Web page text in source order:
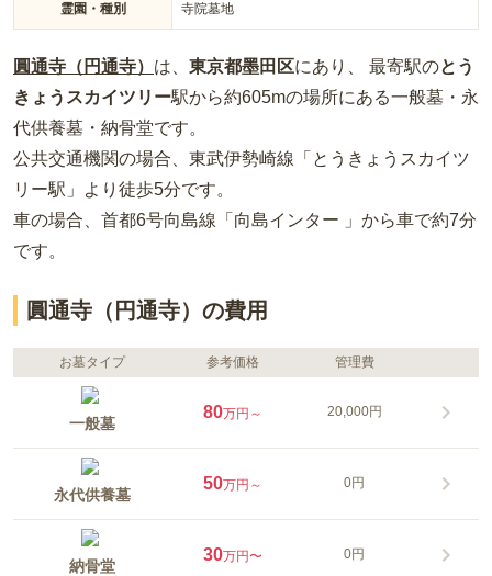
霊園・種別 寺院墓地
圓通寺（円通寺） は、 東京都墨田区にあり、 最寄駅のとう
きょうスカイツリー駅から約605mの場所にある一般墓・永
代供養墓・納骨堂です。
公共交通機関の場合 、東武伊勢崎線「とうきょうスカイツ
リー駅」より徒歩5分です。
車の場合 、首都6号向島線「向島インター 」から車で約7分
です。
圓通寺（円通寺）の費用
お墓タイプ 参考価格 管理費
一般墓
80万円～ 20,000円
永代供養墓
50万円～ 0円
納骨堂
30万円〜 0円